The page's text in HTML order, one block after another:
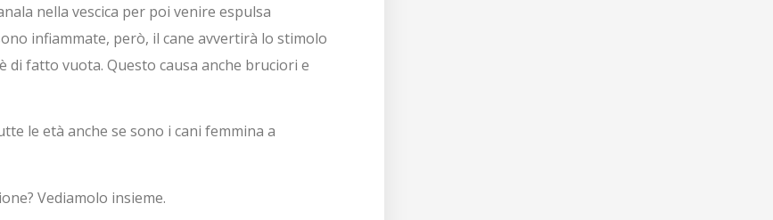
nella vescica per poi venire espulsa
infiammate, però, il cane avvertirà lo stimolo
di fatto vuota. Questo causa anche bruciori e
le età anche se sono i cani femmina a
Vediamolo insieme.